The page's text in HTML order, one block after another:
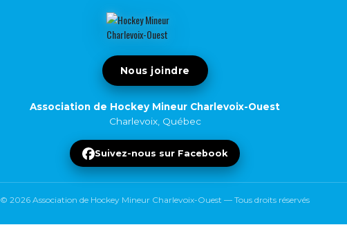
Nous joindre
Association de Hockey Mineur Charlevoix-Ouest
Charlevoix, Québec
Suivez-nous sur Facebook
© 2026 Association de Hockey Mineur Charlevoix-Ouest — Tous droits réservés